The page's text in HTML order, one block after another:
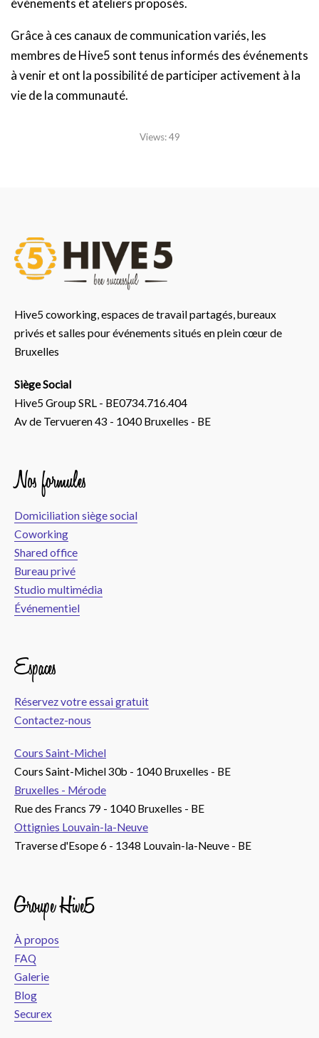
événements et ateliers proposés.
Grâce à ces canaux de communication variés, les
membres de Hive5 sont tenus informés des événements
à venir et ont la possibilité de participer activement à la
vie de la communauté.
Views: 49
Hive5 coworking, espaces de travail partagés, bureaux
privés et salles pour événements situés en plein cœur de
Bruxelles
Siège Social
Hive5 Group SRL - BE0734.716.404
Av de Tervueren 43 - 1040 Bruxelles - BE
Nos formules
Domiciliation siège social
Coworking
Shared office
Bureau privé
Studio multimédia
Événementiel
Espaces
Réservez votre essai gratuit
Contactez-nous
Cours Saint-Michel
Cours Saint-Michel 30b - 1040 Bruxelles - BE
Bruxelles - Mérode
Rue des Francs 79 - 1040 Bruxelles - BE
Ottignies Louvain-la-Neuve
Traverse d'Esope 6 - 1348 Louvain-la-Neuve - BE
Groupe Hive5
À propos
FAQ
Galerie
Blog
Securex